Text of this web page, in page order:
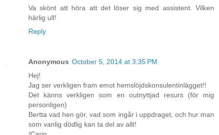
Va skönt att höra att det löser sig med assistent. Vilken
härlig ull!
Reply
Anonymous October 5, 2014 at 3:35 PM
Hej!
Jag ser verkligen fram emot hemslöjdskonsulentinlägget!!
Det känns verkligen som en outnyttjad resurs (för mig
personligen)
Bertta vad hen gör, vad som ingår i uppdraget, och hur man
som vanlig dödlig kan ta del av allt!